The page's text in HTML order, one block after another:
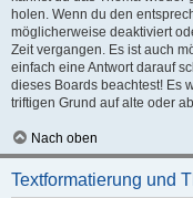
holen. Wenn du den
möglicherweise deaktiviert
Zeit vergangen. Es ist auch
einfach eine Antwort darauf
dieses Boards beachtest! Es
triftigen Grund auf alte oder
Nach oben
Textformatierung und